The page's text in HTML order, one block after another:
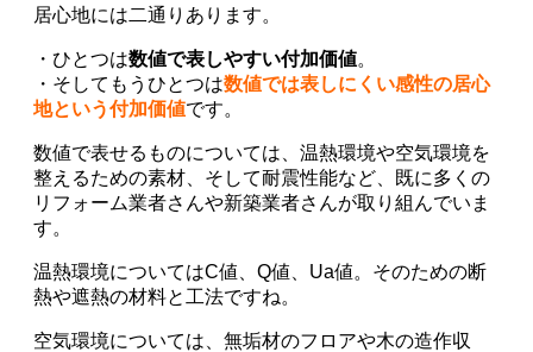
居心地には二通りあります。
・ひとつは数値で表しやすい付加価値。
・そしてもうひとつは数値では表しにくい感性の居心
地という付加価値です。
数値で表せるものについては、温熱環境や空気環境を
整えるための素材、そして耐震性能など、既に多くの
リフォーム業者さんや新築業者さんが取り組んでいま
す。
温熱環境についてはC値、Q値、Ua値。そのための断
熱や遮熱の材料と工法ですね。
空気環境については、無垢材のフロアや木の造作収